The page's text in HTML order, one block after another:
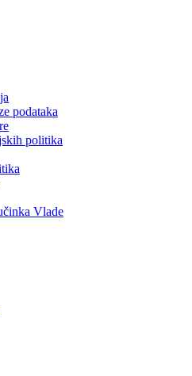
podataka
politika
Vlade